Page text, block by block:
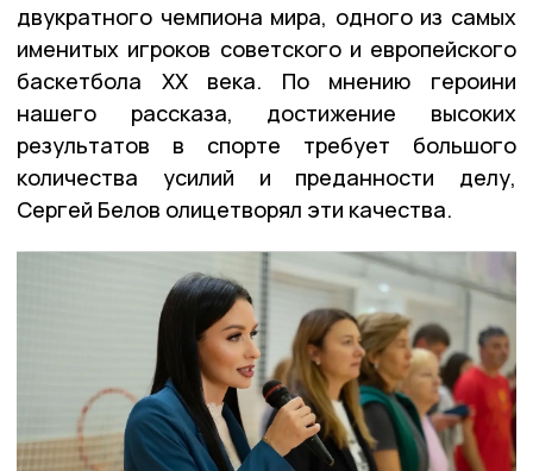
двукратного чемпиона мира, одного из самых
именитых игроков советского и европейского
баскетбола XX века. По мнению героини
нашего рассказа, достижение высоких
результатов в спорте требует большого
количества усилий и преданности делу,
Сергей Белов олицетворял эти качества.